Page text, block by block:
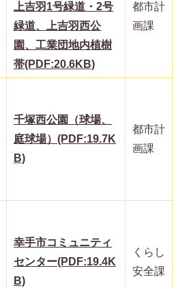
上吉羽1号緑道・2号
緑道、上吉羽西公
園、工業団地内植樹
帯(PDF:20.6KB)
都市計
画課
千塚西公園（球場、
庭球場）(PDF:19.7K
B)
都市計
画課
幸手市コミュニティ
センター(PDF:19.4K
B)
くらし
安全課